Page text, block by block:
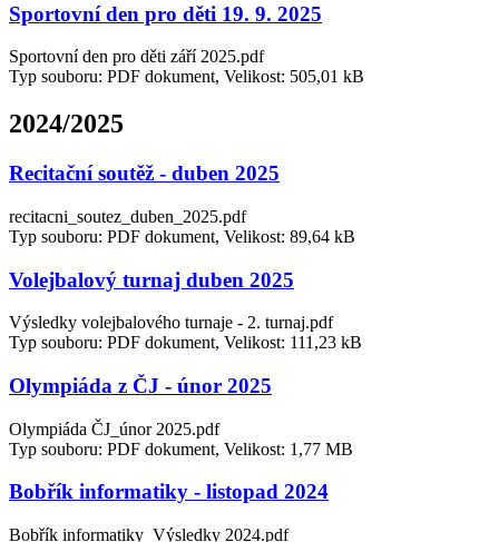
Sportovní den pro děti 19. 9. 2025
Sportovní den pro děti září 2025.pdf
Typ souboru: PDF dokument, Velikost: 505,01 kB
2024/2025
Recitační soutěž - duben 2025
recitacni_soutez_duben_2025.pdf
Typ souboru: PDF dokument, Velikost: 89,64 kB
Volejbalový turnaj duben 2025
Výsledky volejbalového turnaje - 2. turnaj.pdf
Typ souboru: PDF dokument, Velikost: 111,23 kB
Olympiáda z ČJ - únor 2025
Olympiáda ČJ_únor 2025.pdf
Typ souboru: PDF dokument, Velikost: 1,77 MB
Bobřík informatiky - listopad 2024
Bobřík informatiky_Výsledky 2024.pdf